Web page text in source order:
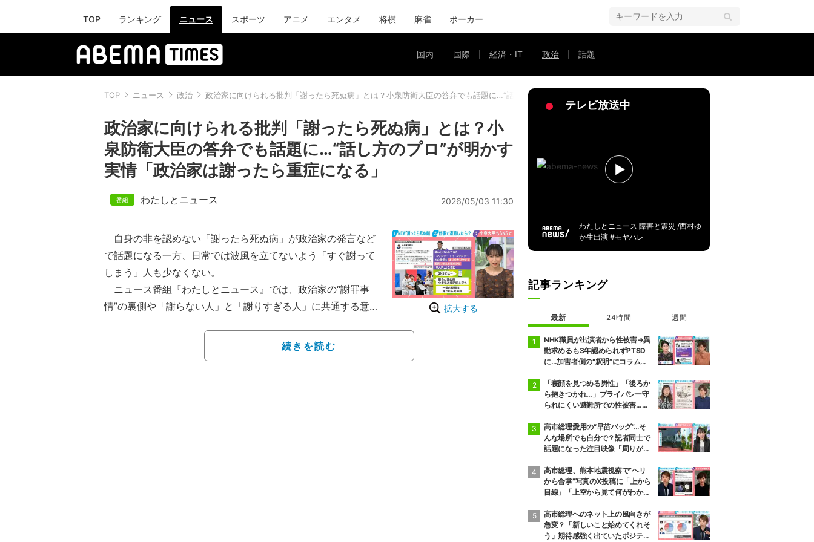
TOP ランキング ニュース スポーツ アニメ エンタメ 将棋 麻雀 ポーカー
国内 国際 経済・IT 政治 話題
TOP ニュース 政治 政治家に向けられる批判「謝ったら死ぬ病」とは？小泉防衛大臣の答弁でも話題に…“話し方のプロ”が明かす実情「政治家は謝ったら重症になる」
政治家に向けられる批判「謝ったら死ぬ病」とは？小
泉防衛大臣の答弁でも話題に…“話し方のプロ”が明かす
実情「政治家は謝ったら重症になる」
わたしとニュース 2026/05/03 11:30
拡大する
自身の非を認めない「謝ったら死ぬ病」が政治家の発言など
で話題になる一方、日常では波風を立てないよう「すぐ謝って
しまう」人も少なくない。
ニュース番組『わたしとニュース』では、政治家の“謝罪事
情”の裏側や「謝らない人」と「謝りすぎる人」に共通する意外
続きを読む
テレビ放送中
わたしとニュース 障害と震災 /西村ゆ
か生出演 #モヤハレ
記事ランキング
最新 24時間 週間
NHK職員が出演者から性被害→異
動求めるも3年認められずPTSD
に…加害者側の“釈明”にコラムニ
織体制の問題点も指摘
「寝顔を見つめる男性」「後ろか
ら抱きつかれ…」プライバシー守
られにくい避難所での性被害…被
ェクトも 弁護士は「声を上げて
いくべき」と強調
高市総理愛用の“早苗バッグ”…そ
んな場所でも自分で？記者同士で
話題になった注目映像「周りが持
も…」
高市総理、熊本地震視察で“ヘリ
から合掌”写真のX投稿に「上から
目線」「上空から見て何がわか
副編集長は「SNSでの見せ方を配
慮する時代」と指摘
高市総理へのネット上の風向きが
急変？「新しいこと始めてくれそ
う」期待感強く出ていたポジティ